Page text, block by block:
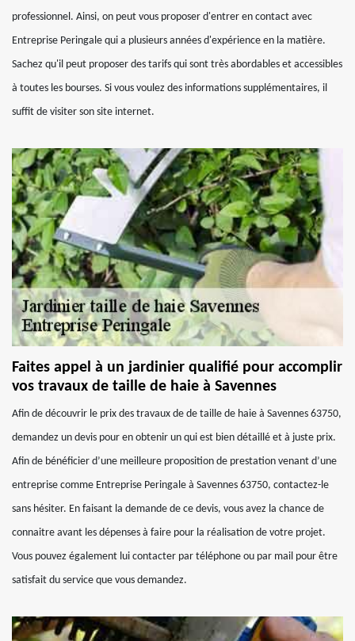
professionnel. Ainsi, on peut vous proposer d'entrer en contact avec
Entreprise Peringale qui a plusieurs années d'expérience en la matière.
Sachez qu'il peut proposer des tarifs qui sont très abordables et accessibles
à toutes les bourses. Si vous voulez des informations supplémentaires, il
suffit de visiter son site internet.
Faites appel à un jardinier qualifié pour accomplir
vos travaux de taille de haie à Savennes
Afin de découvrir le prix des travaux de de taille de haie à Savennes 63750,
demandez un devis pour en obtenir un qui est bien détaillé et à juste prix.
Afin de bénéficier d’une meilleure proposition de prestation venant d’une
entreprise comme Entreprise Peringale à Savennes 63750, contactez-le
sans hésiter. En faisant la demande de ce devis, vous avez la chance de
connaitre avant les dépenses à faire pour la réalisation de votre projet.
Vous pouvez également lui contacter par téléphone ou par mail pour être
satisfait du service que vous demandez.